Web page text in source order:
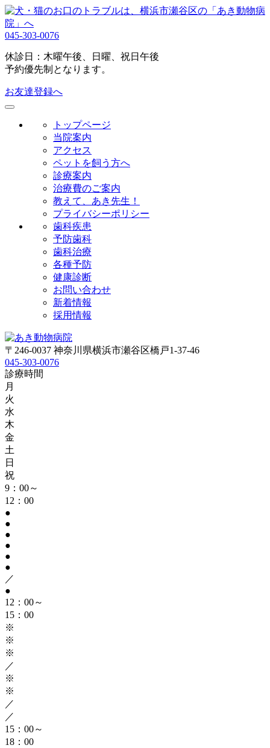
045-303-0076
休診日：木曜午後、日曜、祝日午後
予約優先制となります。
お友達登録へ
トップページ
当院案内
アクセス
ペットを飼う方へ
診療案内
治療費のご案内
教えて、あき先生！
プライバシーポリシー
歯科疾患
予防歯科
歯科治療
各種予防
健康診断
お問い合わせ
新着情報
採用情報
〒246-0037 神奈川県横浜市瀬谷区橋戸1-37-46
045-303-0076
診療時間
月
火
水
木
金
土
日
祝
9：00～
12：00
●
●
●
●
●
●
／
●
12：00～
15：00
※
※
※
／
※
※
／
／
15：00～
18：00